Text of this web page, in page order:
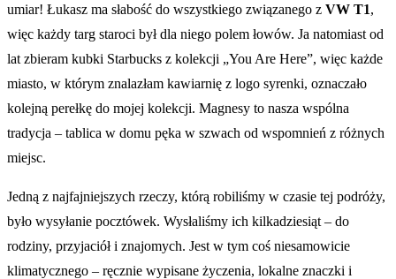
umiar! Łukasz ma słabość do wszystkiego związanego z VW T1,
więc każdy targ staroci był dla niego polem łowów. Ja natomiast od
lat zbieram kubki Starbucks z kolekcji „You Are Here”, więc każde
miasto, w którym znalazłam kawiarnię z logo syrenki, oznaczało
kolejną perełkę do mojej kolekcji. Magnesy to nasza wspólna
tradycja – tablica w domu pęka w szwach od wspomnień z różnych
miejsc.
Jedną z najfajniejszych rzeczy, którą robiliśmy w czasie tej podróży,
było wysyłanie pocztówek. Wysłaliśmy ich kilkadziesiąt – do
rodziny, przyjaciół i znajomych. Jest w tym coś niesamowicie
klimatycznego – ręcznie wypisane życzenia, lokalne znaczki i